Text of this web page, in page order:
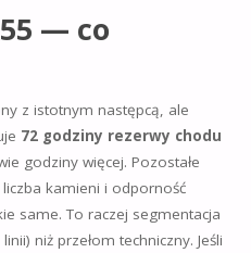
— co
z istotnym następcą, ale
72 godziny rezerwy chodu
godziny więcej. Pozostałe
kamieni i odporność
same. To raczej segmentacja
niż przełom techniczny. Jeśli